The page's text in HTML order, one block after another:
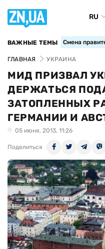
RU
ВАЖНЫЕ ТЕМЫ Смена
ГЛАВНАЯ УКРАИНА
МИД ПРИЗВАЛ
ДЕРЖАТЬСЯ
ЗАТОПЛЕННЫХ
ГЕРМАНИИ И
05 июня, 2013, 11:26
Поделиться